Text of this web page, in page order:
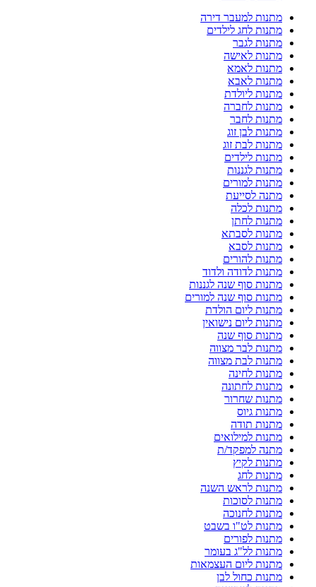
מתנות למעבר דירה
מתנות לחג לילדים
מתנות לגבר
מתנות לאישה
מתנות לאמא
מתנות לאבא
מתנות ליולדת
מתנות לחברה
מתנות לחבר
מתנות לבן זוג
מתנות לבת זוג
מתנות לילדים
מתנות לגננות
מתנות למורים
מתנה לסייעת
מתנות לכלה
מתנות לחתן
מתנות לסבתא
מתנות לסבא
מתנות להורים
מתנות לדודה ולדוד
מתנות סוף שנה לגננות
מתנות סוף שנה למורים
מתנות ליום הולדת
מתנות ליום נישואין
מתנות סוף שנה
מתנות לבר מצווה
מתנות לבת מצווה
מתנות לחינה
מתנות לחתונה
מתנות שחרור
מתנות גיוס
מתנות תודה
מתנות למילואים
מתנה למפקד/ת
מתנות לקיץ
מתנות לחג
מתנות לראש השנה
מתנות לסוכות
מתנות לחנוכה
מתנות לט"ו בשבט
מתנות לפורים
מתנות לל"ג בעומר
מתנות ליום העצמאות
מתנות כחול לבן